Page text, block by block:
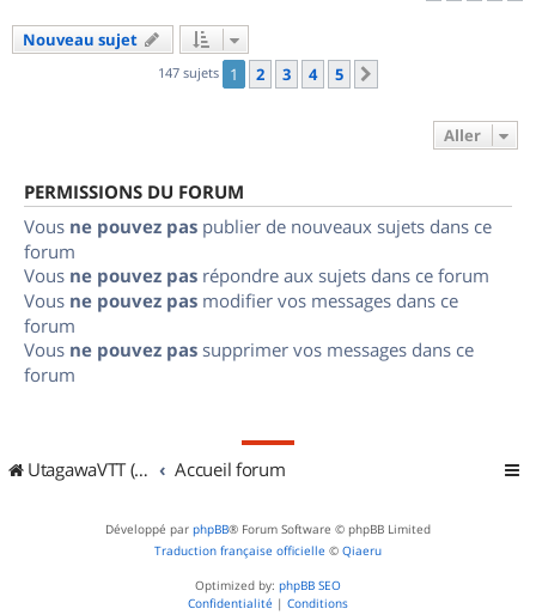
Nouveau sujet
147 sujets 1 2 3 4 5
Aller
PERMISSIONS DU FORUM
Vous ne pouvez pas publier de nouveaux sujets dans ce
forum
Vous ne pouvez pas répondre aux sujets dans ce forum
Vous ne pouvez pas modifier vos messages dans ce
forum
Vous ne pouvez pas supprimer vos messages dans ce
forum
UtagawaVTT (Randos VTT et VTTAE avec traces GPS) Accueil forum
Développé par phpBB® Forum Software © phpBB Limited
Traduction française officielle © Qiaeru
Optimized by: phpBB SEO
Confidentialité | Conditions